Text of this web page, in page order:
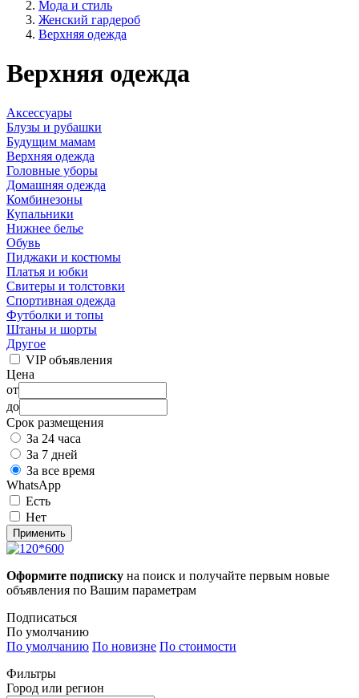
Мода и стиль
Женский гардероб
Верхняя одежда
Верхняя одежда
Аксессуары
Блузы и рубашки
Будущим мамам
Верхняя одежда
Головные уборы
Домашняя одежда
Комбинезоны
Купальники
Нижнее белье
Обувь
Пиджаки и костюмы
Платья и юбки
Свитеры и толстовки
Спортивная одежда
Футболки и топы
Штаны и шорты
Другое
VIP объявления
Цена
от
до
Срок размещения
За 24 часа
За 7 дней
За все время
WhatsApp
Есть
Нет
Применить
Оформите подписку на поиск и получайте первым новые
объявления по Вашим параметрам
Подписаться
По умолчанию
По умолчанию По новизне По стоимости
Фильтры
Город или регион